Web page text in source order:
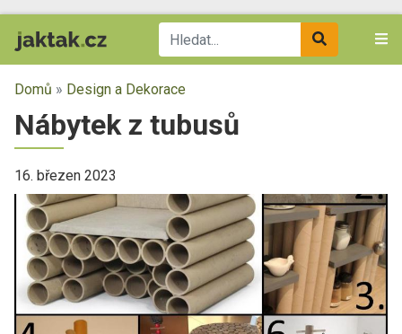
Domů » Design a Dekorace
Nábytek z tubusů
16. březen 2023